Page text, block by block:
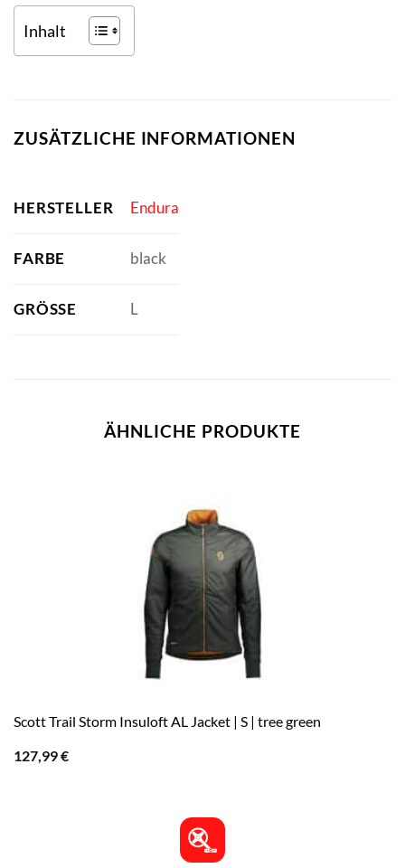
Inhalt
ZUSÄTZLICHE INFORMATIONEN
HERSTELLER Endura
FARBE black
GRÖSSE L
ÄHNLICHE PRODUKTE
Scott Trail Storm Insuloft AL Jacket | S | tree green
127,99€